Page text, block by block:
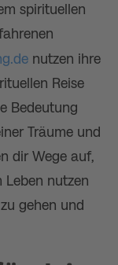
spirituellen
nutzen ihre
Reise
Bedeutung
Träume und
dir Wege auf,
Leben nutzen
gehen und